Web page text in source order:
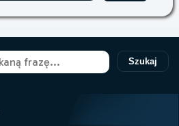
Szukaj